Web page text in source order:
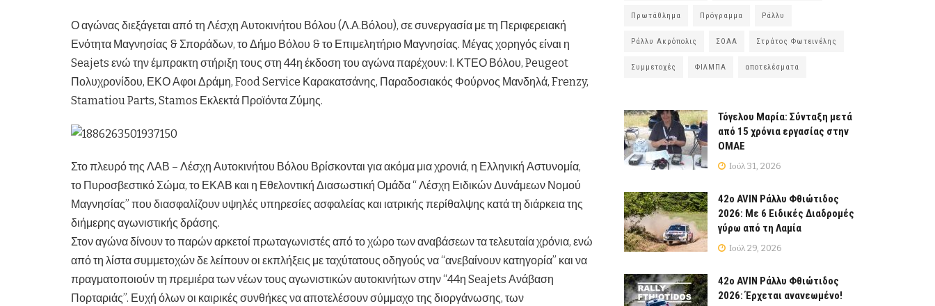
Ο αγώνας διεξάγεται από τη Λέσχη Αυτοκινήτου Βόλου (Λ.Α.Βόλου), σε συνεργασία με τη Περιφερειακή
Ενότητα Μαγνησίας & Σποράδων, το Δήμο Βόλου & το Επιμελητήριο Μαγνησίας. Μέγας χορηγός είναι η
Seajets ενώ την έμπρακτη στήριξη τους στη 44η έκδοση του αγώνα παρέχουν: Ι. ΚΤΕΟ Βόλου, Peugeot
Πολυχρονίδου, ΕΚΟ Αφοι Δράμη, Food Service Καρακατσάνης, Παραδοσιακός Φούρνος Μανδηλά, Frenzy,
Stamatiou Parts, Stamos Εκλεκτά Προϊόντα Ζύμης.
Στο πλευρό της ΛΑΒ – Λέσχη Αυτοκινήτου Βόλου Βρίσκονται για ακόμα μια χρονιά, η Ελληνική Αστυνομία,
το Πυροσβεστικό Σώμα, το ΕΚΑΒ και η Εθελοντική Διασωστική Ομάδα “ Λέσχη Ειδικών Δυνάμεων Νομού
Μαγνησίας” που διασφαλίζουν υψηλές υπηρεσίες ασφαλείας και ιατρικής περίθαλψης κατά τη διάρκεια της
διήμερης αγωνιστικής δράσης.
Στον αγώνα δίνουν το παρών αρκετοί πρωταγωνιστές από το χώρο των αναβάσεων τα τελευταία χρόνια, ενώ
από τη λίστα συμμετοχών δε λείπουν οι εκπλήξεις με ταχύτατους οδηγούς να “ανεβαίνουν κατηγορία” και να
πραγματοποιούν τη πρεμιέρα των νέων τους αγωνιστικών αυτοκινήτων στην “44η Seajets Ανάβαση
Πορταριάς”. Ευχή όλων οι καιρικές συνθήκες να αποτελέσουν σύμμαχο της διοργάνωσης, των
Πρωτάθλημα Πρόγραμμα Ράλλυ
Ράλλυ Ακρόπολις ΣΟΑΑ Στράτος Φωτεινέλης
Συμμετοχές ΦΙΛΜΠΑ αποτελέσματα
Τόγελου Μαρία: Σύνταξη μετά
από 15 χρόνια εργασίας στην
ΟΜΑΕ
Ιούλ 31, 2026
42ο AVIN Ράλλυ Φθιώτιδος
2026: Με 6 Ειδικές Διαδρομές
γύρω από τη Λαμία
Ιούλ 29, 2026
42ο AVIN Ράλλυ Φθιώτιδος
2026: Έρχεται ανανεωμένο!